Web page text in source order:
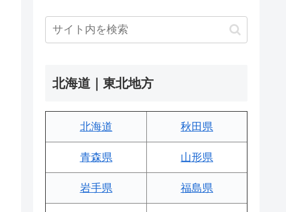
北海道｜東北地方
北海道 秋田県
青森県 山形県
岩手県 福島県